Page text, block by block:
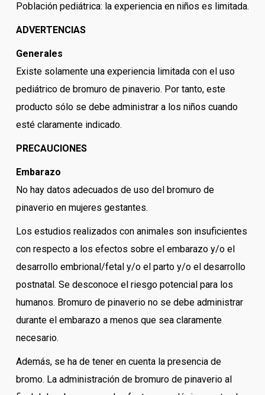
Población pediátrica: la experiencia en niños es limitada.
ADVERTENCIAS
Generales
Existe solamente una experiencia limitada con el uso
pediátrico de bromuro de pinaverio. Por tanto, este
producto sólo se debe administrar a los niños cuando
esté claramente indicado.
PRECAUCIONES
Embarazo
No hay datos adecuados de uso del bromuro de
pinaverio en mujeres gestantes.
Los estudios realizados con animales son insuficientes
con respecto a los efectos sobre el embarazo y/o el
desarrollo embrional/fetal y/o el parto y/o el desarrollo
postnatal. Se desconoce el riesgo potencial para los
humanos. Bromuro de pinaverio no se debe administrar
durante el embarazo a menos que sea claramente
necesario.
Además, se ha de tener en cuenta la presencia de
bromo. La administración de bromuro de pinaverio al